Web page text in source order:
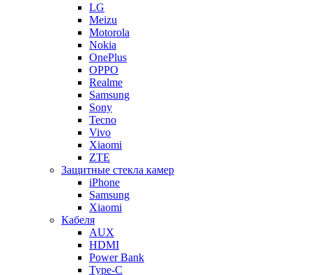
LG
Meizu
Motorola
Nokia
OnePlus
OPPO
Realme
Samsung
Sony
Tecno
Vivo
Xiaomi
ZTE
Защитные стекла камер
iPhone
Samsung
Xiaomi
Кабеля
AUX
HDMI
Power Bank
Type-C